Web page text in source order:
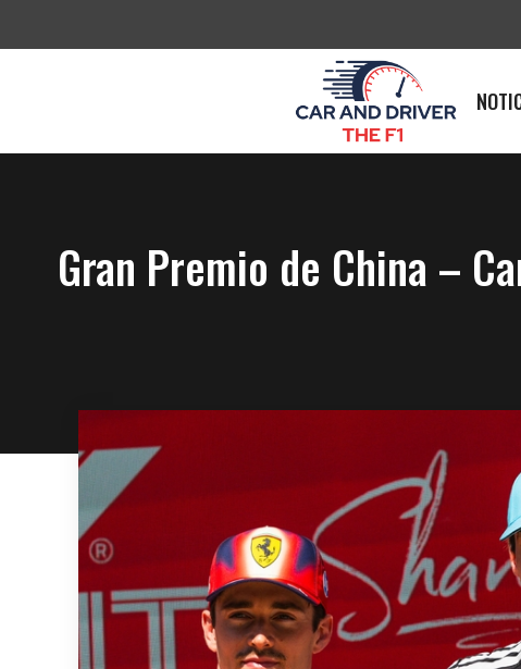
Gran Premio de China –